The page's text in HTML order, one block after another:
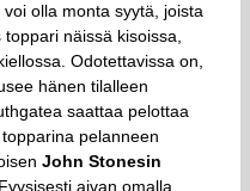
olla monta syytä, joista
näissä kisoissa,
Odotettavissa on,
hänen tilalleen
saattaa pelottaa
pelanneen
John Stonesin
aivan omalla